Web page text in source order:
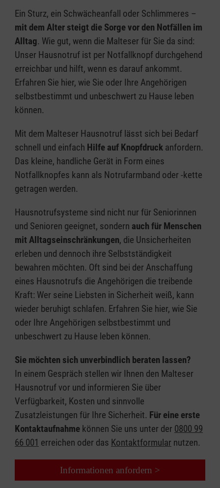
Ein Sturz, ein Schwächeanfall oder Schlimmeres –
mit dem Alter steigt die Sorge vor den Notfällen im
Alltag. Wie gut, wenn die Malteser für Sie da sind:
Unser Hausnotruf ist per Notfallknopf durchgehend
erreichbar und hilft, wenn es darauf ankommt.
Erfahren Sie hier, wie Sie oder Ihre Angehörigen
selbstbestimmt und unbeschwert zu Hause leben
können.
Mit dem Malteser Hausnotruf lässt sich bei Bedarf
schnell und einfach Hilfe auf Knopfdruck anfordern.
Das kleine, handliche Gerät in Form eines
Notfallknopfes kann als Notrufarmband oder -kette
getragen werden.
Hausnotrufsysteme sind nicht nur für Seniorinnen
und Senioren geeignet, sondern auch für Menschen
mit Alltagseinschränkungen, die Unsicherheiten
erleben und dennoch ihre Selbstständigkeit
bewahren möchten. Oft sind bei der Anschaffung
eines Hausnotrufs die Angehörigen die treibende
Kraft: Wer seine Liebsten in Sicherheit weiß, kann
wieder beruhigt schlafen. Erfahren Sie hier, wie Sie
oder Ihre Angehörigen selbstbestimmt und
unbeschwert zu Hause leben können.
Sie möchten sich unverbindlich beraten lassen?
In einem Gespräch stellen wir Ihnen den Malteser
Hausnotruf vor und informieren Sie über
Verfügbarkeit, Kosten und sinnvolle
Zusatzleistungen für Ihre Sicherheit. Für eine erste
Kontaktaufnahme können Sie uns unter der 0800 99
66 001 erreichen oder das Kontaktformular nutzen.
Informationen anfordern >